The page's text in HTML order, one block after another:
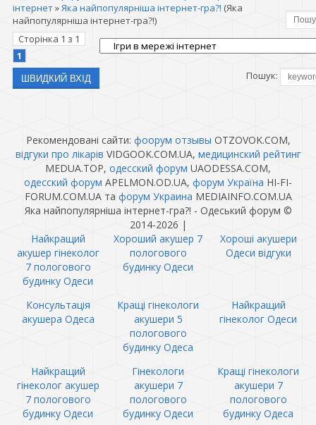
інтернет»Яка найпопулярніша інтернет-гра?! (Яка
найпопулярніша інтернет-гра?!)
Сторінка 1 з 1
1
Пошук:
Рекомендовані сайти: фоорум отзывы OTZOVOK.COM,
відгуки про лікарів VIDGOOK.COM.UA, медицинский рейтинг
MEDUA.TOP, одесский форум UAODESSA.COM,
одесский форум APELMON.OD.UA, форум Україна HI-FI-
FORUM.COM.UA та форум Украина MEDIAINFO.COM.UA
Яка найпопулярніша інтернет-гра?! - Одеський форум ©
2014-2026 |
Найкращий
акушер гінеколог
7 пологового
будинку Одеси
Хороший акушер 7
пологового
будинку Одеси
Хороші акушери
Одеси відгуки
Консультація
акушера Одеса
Кращі гінекологи
акушери 5
пологового
будинку Одеса
Найкращий
гінеколог Одеси
Найкращий
гінеколог акушер
7 пологового
будинку Одеси
Гінекологи
акушери 7
пологового
будинку Одеси
Кращі гінекологи
акушери 7
пологового
будинку Одеса